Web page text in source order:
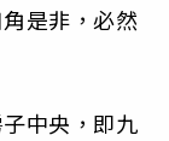
是非，必然
中央，即九